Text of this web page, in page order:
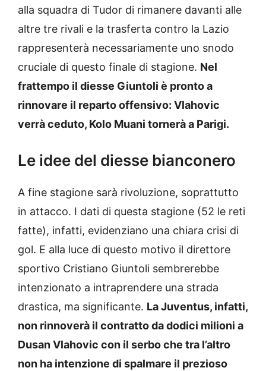
alla squadra di Tudor di rimanere davanti alle
altre tre rivali e la trasferta contro la Lazio
rappresenterà necessariamente uno snodo
cruciale di questo finale di stagione. Nel
frattempo il diesse Giuntoli è pronto a
rinnovare il reparto offensivo: Vlahovic
verrà ceduto, Kolo Muani tornerà a Parigi.
Le idee del diesse bianconero
A fine stagione sarà rivoluzione, soprattutto
in attacco. I dati di questa stagione (52 le reti
fatte), infatti, evidenziano una chiara crisi di
gol. E alla luce di questo motivo il direttore
sportivo Cristiano Giuntoli sembrerebbe
intenzionato a intraprendere una strada
drastica, ma significante. La Juventus, infatti,
non rinnoverà il contratto da dodici milioni a
Dusan Vlahovic con il serbo che tra l’altro
non ha intenzione di spalmare il prezioso